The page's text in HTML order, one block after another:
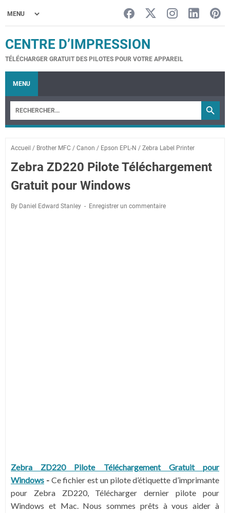
CENTRE D’IMPRESSION
TÉLÉCHARGER GRATUIT DES PILOTES POUR VOTRE APPAREIL
MENU
Accueil / Brother MFC / Canon / Epson EPL-N / Zebra Label Printer
Zebra ZD220 Pilote Téléchargement
Gratuit pour Windows
By Daniel Edward Stanley Enregistrer un commentaire
Zebra ZD220 Pilote Téléchargement Gratuit pour
Windows - Ce fichier est un pilote d’étiquette d’imprimante
pour Zebra ZD220, Télécharger dernier pilote pour
Windows et Mac. Nous sommes prêts à vous aider à